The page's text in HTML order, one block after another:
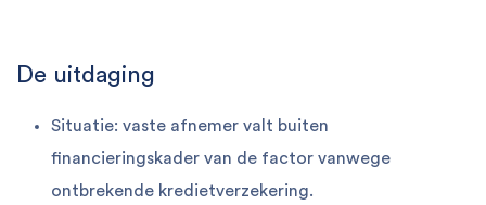
De uitdaging
Situatie: vaste afnemer valt buiten
financieringskader van de factor vanwege
ontbrekende kredietverzekering.